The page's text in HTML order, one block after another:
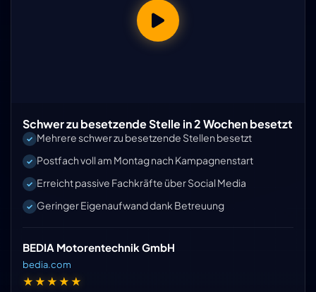
Schwer zu besetzende Stelle in 2 Wochen besetzt
Mehrere schwer zu besetzende Stellen besetzt
Postfach voll am Montag nach Kampagnenstart
Erreicht passive Fachkräfte über Social Media
Geringer Eigenaufwand dank Betreuung
BEDIA Motorentechnik GmbH
bedia.com
★★★★★